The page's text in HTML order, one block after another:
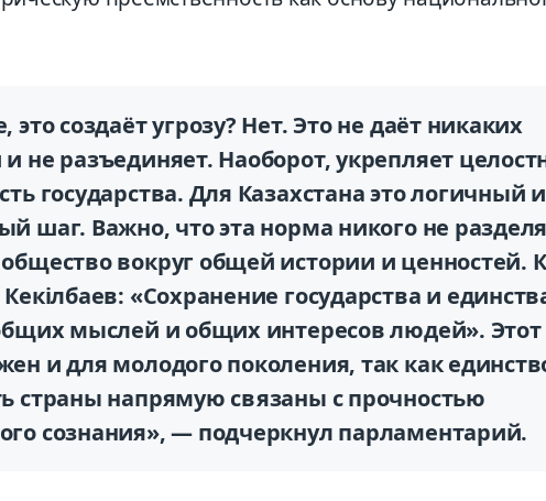
это создаёт угрозу? Нет. Это не даёт никаких
не разъединяет. Наоборот, укрепляет
государства. Для Казахстана это логичный и
шаг. Важно, что эта норма никого не
вокруг общей истории и ценностей.
«Сохранение государства и
мыслей и общих интересов людей». Этот
и для молодого поколения, так как
страны напрямую связаны с прочностью
сознания», — подчеркнул парламентарий.